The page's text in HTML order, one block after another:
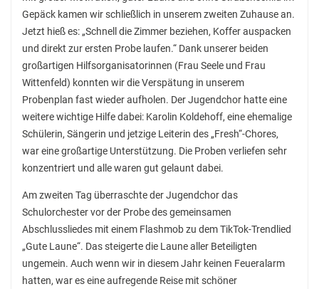
Gepäck kamen wir schließlich in unserem zweiten Zuhause an.
Jetzt hieß es: „Schnell die Zimmer beziehen, Koffer auspacken
und direkt zur ersten Probe laufen.“ Dank unserer beiden
großartigen Hilfsorganisatorinnen (Frau Seele und Frau
Wittenfeld) konnten wir die Verspätung in unserem
Probenplan fast wieder aufholen. Der Jugendchor hatte eine
weitere wichtige Hilfe dabei: Karolin Koldehoff, eine ehemalige
Schülerin, Sängerin und jetzige Leiterin des „Fresh“-Chores,
war eine großartige Unterstützung. Die Proben verliefen sehr
konzentriert und alle waren gut gelaunt dabei.
Am zweiten Tag überraschte der Jugendchor das
Schulorchester vor der Probe des gemeinsamen
Abschlussliedes mit einem Flashmob zu dem TikTok-Trendlied
„Gute Laune“. Das steigerte die Laune aller Beteiligten
ungemein. Auch wenn wir in diesem Jahr keinen Feueralarm
hatten, war es eine aufregende Reise mit schöner